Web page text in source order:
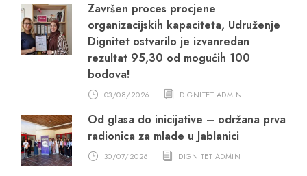
Završen proces procjene
organizacijskih kapaciteta, Udruženje
Dignitet ostvarilo je izvanredan
rezultat 95,30 od mogućih 100
bodova!
03/08/2026 DIGNITET ADMIN
Od glasa do inicijative – održana prva
radionica za mlade u Jablanici
30/07/2026 DIGNITET ADMIN